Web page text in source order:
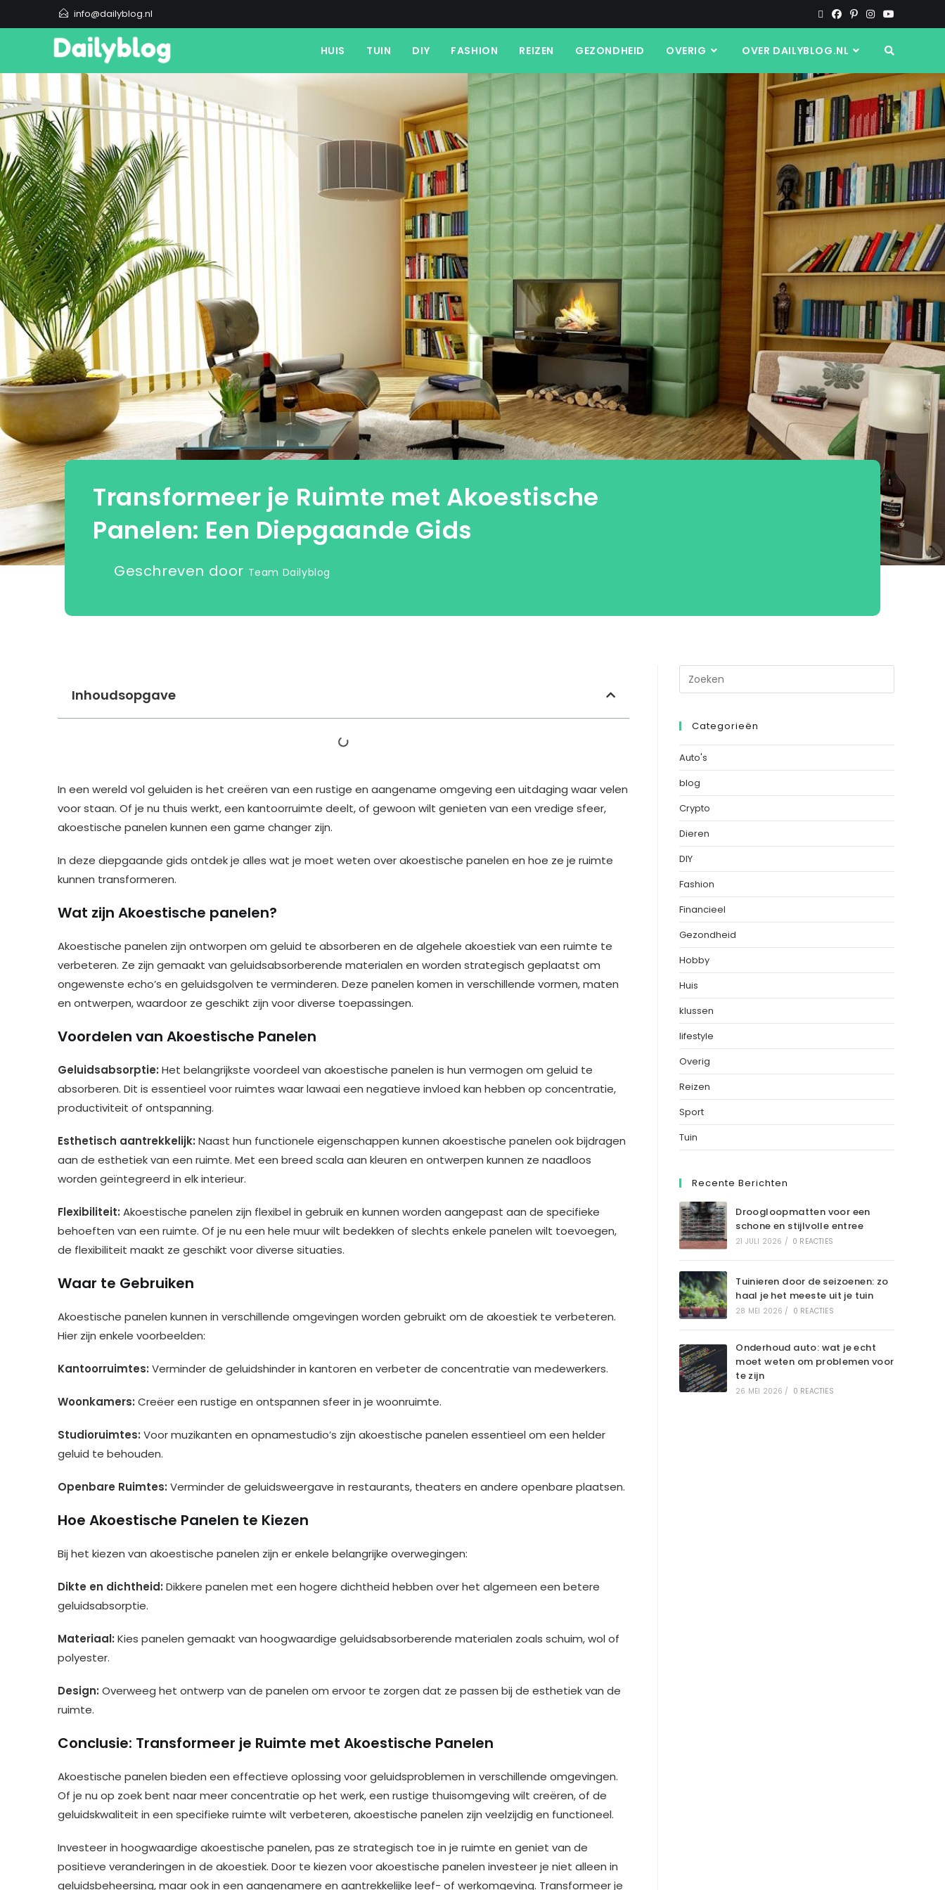
info@dailyblog.nl
HUIS TUIN DIY FASHION REIZEN GEZONDHEID OVERIG OVER DAILYBLOG.NL
Transformeer je Ruimte met Akoestische
Panelen: Een Diepgaande Gids
Geschreven door Team Dailyblog
Inhoudsopgave
In een wereld vol geluiden is het creëren van een rustige en aangename omgeving een uitdaging waar velen
voor staan. Of je nu thuis werkt, een kantoorruimte deelt, of gewoon wilt genieten van een vredige sfeer,
akoestische panelen kunnen een game changer zijn.
In deze diepgaande gids ontdek je alles wat je moet weten over akoestische panelen en hoe ze je ruimte
kunnen transformeren.
Wat zijn Akoestische panelen?
Akoestische panelen zijn ontworpen om geluid te absorberen en de algehele akoestiek van een ruimte te
verbeteren. Ze zijn gemaakt van geluidsabsorberende materialen en worden strategisch geplaatst om
ongewenste echo’s en geluidsgolven te verminderen. Deze panelen komen in verschillende vormen, maten
en ontwerpen, waardoor ze geschikt zijn voor diverse toepassingen.
Voordelen van Akoestische Panelen
Geluidsabsorptie: Het belangrijkste voordeel van akoestische panelen is hun vermogen om geluid te
absorberen. Dit is essentieel voor ruimtes waar lawaai een negatieve invloed kan hebben op concentratie,
productiviteit of ontspanning.
Esthetisch aantrekkelijk: Naast hun functionele eigenschappen kunnen akoestische panelen ook bijdragen
aan de esthetiek van een ruimte. Met een breed scala aan kleuren en ontwerpen kunnen ze naadloos
worden geïntegreerd in elk interieur.
Flexibiliteit: Akoestische panelen zijn flexibel in gebruik en kunnen worden aangepast aan de specifieke
behoeften van een ruimte. Of je nu een hele muur wilt bedekken of slechts enkele panelen wilt toevoegen,
de flexibiliteit maakt ze geschikt voor diverse situaties.
Waar te Gebruiken
Akoestische panelen kunnen in verschillende omgevingen worden gebruikt om de akoestiek te verbeteren.
Hier zijn enkele voorbeelden:
Kantoorruimtes: Verminder de geluidshinder in kantoren en verbeter de concentratie van medewerkers.
Woonkamers: Creëer een rustige en ontspannen sfeer in je woonruimte.
Studioruimtes: Voor muzikanten en opnamestudio’s zijn akoestische panelen essentieel om een helder
geluid te behouden.
Openbare Ruimtes: Verminder de geluidsweergave in restaurants, theaters en andere openbare plaatsen.
Hoe Akoestische Panelen te Kiezen
Bij het kiezen van akoestische panelen zijn er enkele belangrijke overwegingen:
Dikte en dichtheid: Dikkere panelen met een hogere dichtheid hebben over het algemeen een betere
geluidsabsorptie.
Materiaal: Kies panelen gemaakt van hoogwaardige geluidsabsorberende materialen zoals schuim, wol of
polyester.
Design: Overweeg het ontwerp van de panelen om ervoor te zorgen dat ze passen bij de esthetiek van de
ruimte.
Conclusie: Transformeer je Ruimte met Akoestische Panelen
Akoestische panelen bieden een effectieve oplossing voor geluidsproblemen in verschillende omgevingen.
Of je nu op zoek bent naar meer concentratie op het werk, een rustige thuisomgeving wilt creëren, of de
geluidskwaliteit in een specifieke ruimte wilt verbeteren, akoestische panelen zijn veelzijdig en functioneel.
Investeer in hoogwaardige akoestische panelen, pas ze strategisch toe in je ruimte en geniet van de
positieve veranderingen in de akoestiek. Door te kiezen voor akoestische panelen investeer je niet alleen in
geluidsbeheersing, maar ook in een aangenamere en aantrekkelijke leef- of werkomgeving. Transformeer je
Categorieën
Auto's
blog
Crypto
Dieren
DIY
Fashion
Financieel
Gezondheid
Hobby
Huis
klussen
lifestyle
Overig
Reizen
Sport
Tuin
Recente Berichten
Droogloopmatten voor een
schone en stijlvolle entree
21 JULI 2026 / 0 REACTIES
Tuinieren door de seizoenen: zo
haal je het meeste uit je tuin
28 MEI 2026 / 0 REACTIES
Onderhoud auto: wat je echt
moet weten om problemen voor
te zijn
26 MEI 2026 / 0 REACTIES